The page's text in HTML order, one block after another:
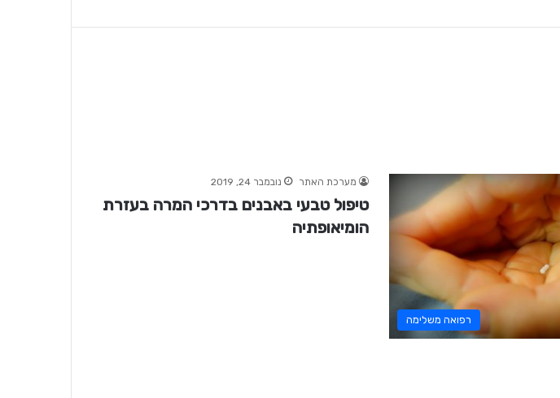
רפואה משלימה
מערכת האתר נובמבר 24, 2019
טיפול טבעי באבנים בדרכי המרה בעזרת
הומיאופתיה